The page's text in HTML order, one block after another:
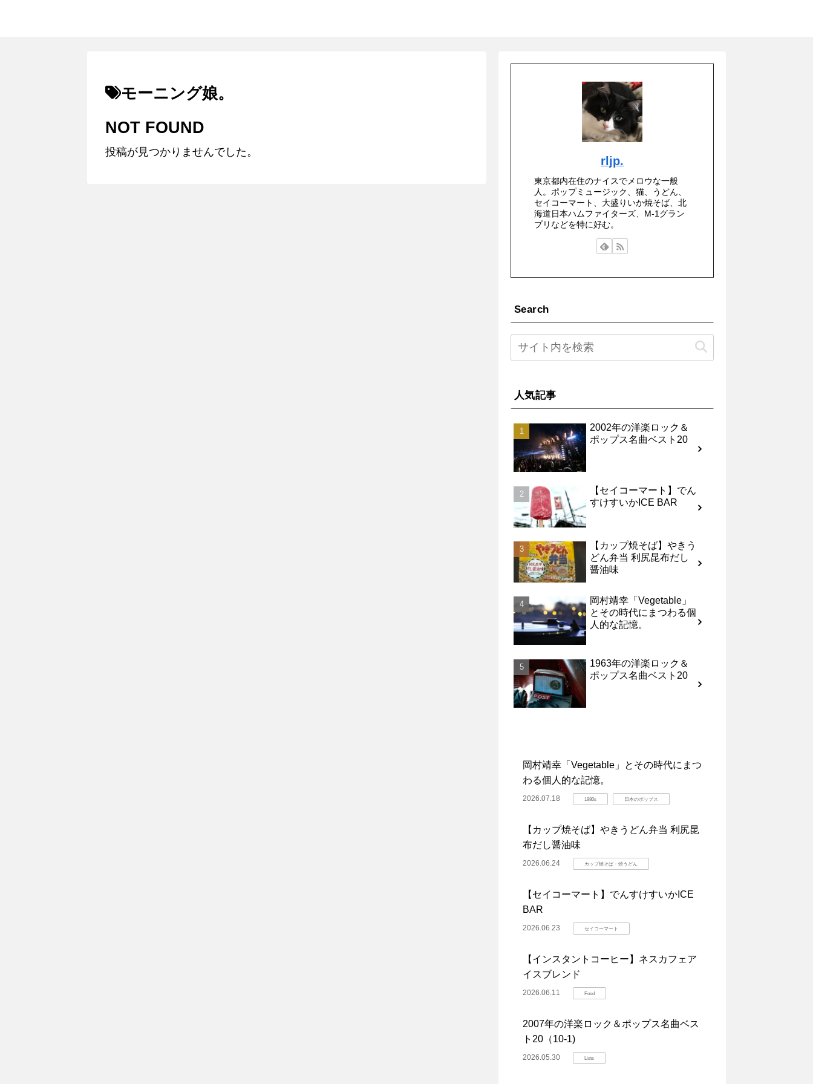
モーニング娘。
NOT FOUND
投稿が見つかりませんでした。
rljp.
東京都内在住のナイスでメロウな一般
人。ポップミュージック、猫、うどん、
セイコーマート、大盛りいか焼そば、北
海道日本ハムファイターズ、M-1グラン
プリなどを特に好む。
Search
人気記事
2002年の洋楽ロック＆
ポップス名曲ベスト20
【セイコーマート】でん
すけすいかICE BAR
【カップ焼そば】やきう
どん弁当 利尻昆布だし
醤油味
岡村靖幸「Vegetable」
とその時代にまつわる個
人的な記憶。
1963年の洋楽ロック＆
ポップス名曲ベスト20
岡村靖幸「Vegetable」とその時代にまつ
わる個人的な記憶。
2026.07.18 1980s 日本のポップス
【カップ焼そば】やきうどん弁当 利尻昆
布だし醤油味
2026.06.24 カップ焼そば・焼うどん
【セイコーマート】でんすけすいかICE
BAR
2026.06.23 セイコーマート
【インスタントコーヒー】ネスカフェア
イスブレンド
2026.06.11 Food
2007年の洋楽ロック＆ポップス名曲ベス
ト20（10-1)
2026.05.30 Lists